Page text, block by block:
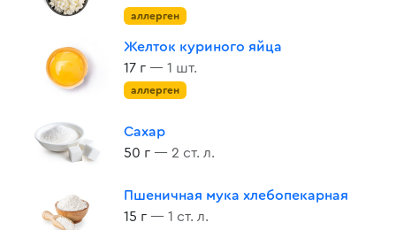
аллерген
Желток куриного яйца
17 г — 1 шт.
аллерген
Сахар
50 г — 2 ст. л.
Пшеничная мука хлебопекарная
15 г — 1 ст. л.